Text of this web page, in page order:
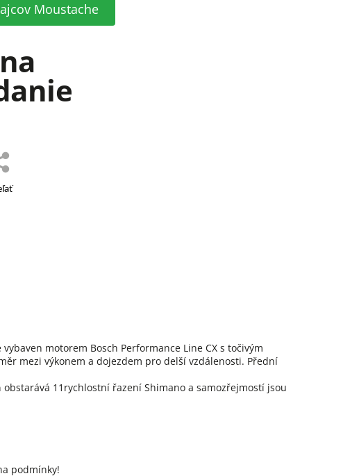
Moustache
motorem Bosch Performance Line CX s točivým
mezi výkonem a dojezdem pro delší vzdálenosti. Přední
11rychlostní řazení Shimano a samozřejmostí jsou
podmínky!